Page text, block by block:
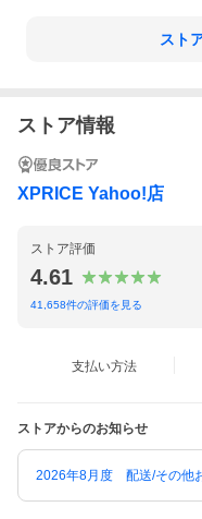
吸水時間をじっくり取る
は、対象外となります。
でも「有料」となります。
★ 予約確定押し忘れお知ら
予約操作した後、炊飯ボ
場合、アラームが鳴り、
たというお悩みを解消しま
* 容量: 0.63L(3.5合炊き)
* 本体サイズ(約): 幅23.1×
* 消費電力: 710W
* メニュー:
無洗米)・麦飯(白米/無洗米
* 操作部: 特大液晶&デカ
* 付属品: 自立式しゃもじ
* 省エネ基準達成率: 103%
* 年間消費電力量:
スト
ストア情報
XPRICE Yahoo!店
ストア評価
4.61
41,658件の評価を見る
支払い方法
ストアからのお知らせ
2026年8月度 配送/その他